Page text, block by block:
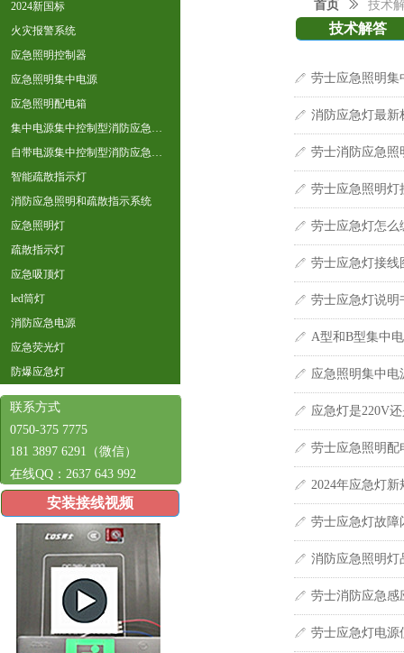
技术解答
首页 ꅀ 技术
ꁤ 劳士应急照明集
ꁤ 消防应急灯最新
ꁤ 劳士消防应急照
ꁤ 劳士应急照明灯
ꁤ 劳士应急灯怎么
ꁤ 劳士应急灯接线
ꁤ 劳士应急灯说明
ꁤ A型和B型集中
ꁤ 应急照明集中
ꁤ 应急灯是220V
ꁤ 劳士应急照明配
ꁤ 2024年应急灯新
ꁤ 劳士应急灯故障
ꁤ 消防应急照明灯
ꁤ 劳士消防应急感
ꁤ 劳士应急灯电源
联系方式
0750-375 7775
181 3897 6291（微信）
在线QQ：2637 643 992
安装接线视频
2024新国标
火灾报警系统
应急照明控制器
应急照明集中电源
应急照明配电箱
集中电源集中控制型消防应急照明
自带电源集中控制型消防应急照明
智能疏散指示灯
消防应急照明和疏散指示系统
应急照明灯
疏散指示灯
应急吸顶灯
led筒灯
消防应急电源
应急荧光灯
防爆应急灯